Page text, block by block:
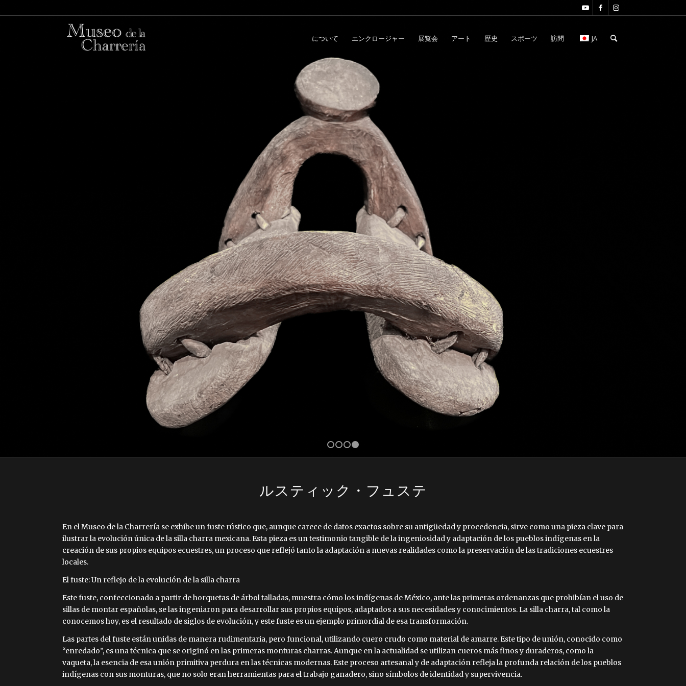
について エンクロージャー 展覧会 アート 歴史 スポーツ 訪問 JA
ルスティック・フュステ
En el Museo de la Charrería se exhibe un fuste rústico que, aunque carece de datos exactos sobre su antigüedad y procedencia, sirve como una pieza clave para
ilustrar la evolución única de la silla charra mexicana. Esta pieza es un testimonio tangible de la ingeniosidad y adaptación de los pueblos indígenas en la
creación de sus propios equipos ecuestres, un proceso que reflejó tanto la adaptación a nuevas realidades como la preservación de las tradiciones ecuestres
locales.
El fuste: Un reflejo de la evolución de la silla charra
Este fuste, confeccionado a partir de horquetas de árbol talladas, muestra cómo los indígenas de México, ante las primeras ordenanzas que prohibían el uso de
sillas de montar españolas, se las ingeniaron para desarrollar sus propios equipos, adaptados a sus necesidades y conocimientos. La silla charra, tal como la
conocemos hoy, es el resultado de siglos de evolución, y este fuste es un ejemplo primordial de esa transformación.
Las partes del fuste están unidas de manera rudimentaria, pero funcional, utilizando cuero crudo como material de amarre. Este tipo de unión, conocido como
“enredado”, es una técnica que se originó en las primeras monturas charras. Aunque en la actualidad se utilizan cueros más finos y duraderos, como la
vaqueta, la esencia de esa unión primitiva perdura en las técnicas modernas. Este proceso artesanal y de adaptación refleja la profunda relación de los pueblos
indígenas con sus monturas, que no solo eran herramientas para el trabajo ganadero, sino símbolos de identidad y supervivencia.